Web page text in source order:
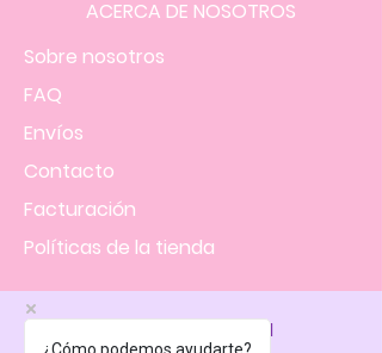
ACERCA DE NOSOTROS
Sobre nosotros
FAQ
Envíos
Contacto
Facturación
Políticas de la tienda
NOS UBICAMOS EN